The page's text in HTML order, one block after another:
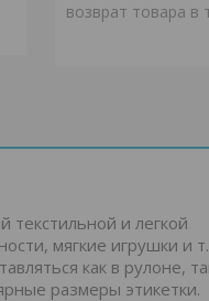
возврат товара в
текстильной и легкой
мягкие игрушки и
как в рулоне,
размеры этикетки.